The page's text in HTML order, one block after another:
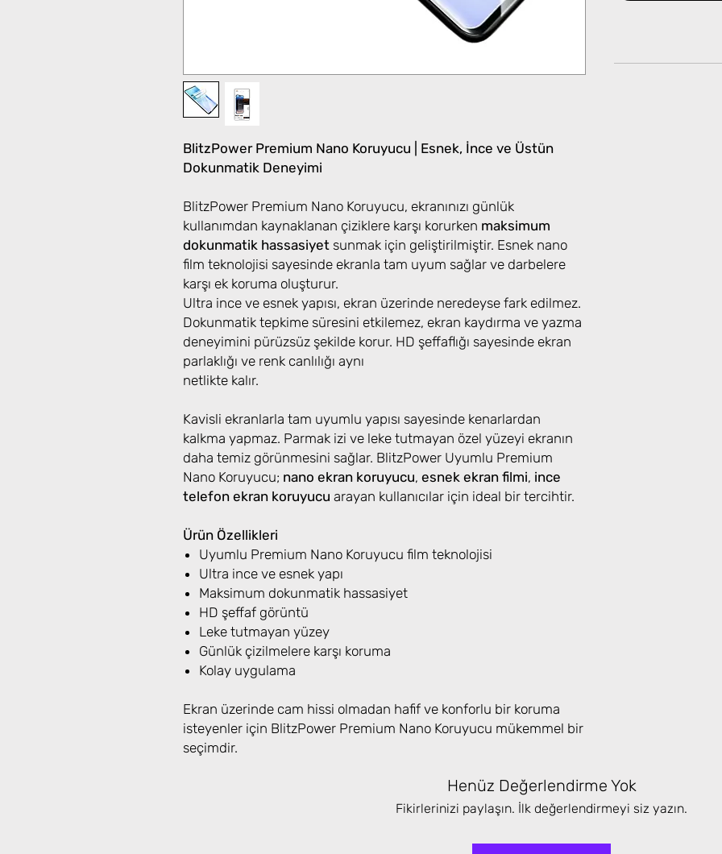
BlitzPower Premium Nano Koruyucu | Esnek, İnce ve Üstün
Dokunmatik Deneyimi
BlitzPower Premium Nano Koruyucu, ekranınızı günlük
kullanımdan kaynaklanan çiziklere karşı korurken maksimum
dokunmatik hassasiyet sunmak için geliştirilmiştir. Esnek nano
film teknolojisi sayesinde ekranla tam uyum sağlar ve darbelere
karşı ek koruma oluşturur.
Ultra ince ve esnek yapısı, ekran üzerinde neredeyse fark edilmez.
Dokunmatik tepkime süresini etkilemez, ekran kaydırma ve yazma
deneyimini pürüzsüz şekilde korur. HD şeffaflığı sayesinde ekran
parlaklığı ve renk canlılığı aynı
netlikte kalır.
Kavisli ekranlarla tam uyumlu yapısı sayesinde kenarlardan
kalkma yapmaz. Parmak izi ve leke tutmayan özel yüzeyi ekranın
daha temiz görünmesini sağlar. BlitzPower Uyumlu Premium
Nano Koruyucu; nano ekran koruyucu, esnek ekran filmi, ince
telefon ekran koruyucu arayan kullanıcılar için ideal bir tercihtir.
Ürün Özellikleri
Uyumlu Premium Nano Koruyucu film teknolojisi
Ultra ince ve esnek yapı
Maksimum dokunmatik hassasiyet
HD şeffaf görüntü
Leke tutmayan yüzey
Günlük çizilmelere karşı koruma
Kolay uygulama
Ekran üzerinde cam hissi olmadan hafif ve konforlu bir koruma
isteyenler için BlitzPower Premium Nano Koruyucu mükemmel bir
seçimdir.
Henüz Değerlendirme Yok
Fikirlerinizi paylaşın. İlk değerlendirmeyi siz yazın.